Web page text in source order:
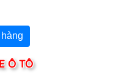
Ô TÔ